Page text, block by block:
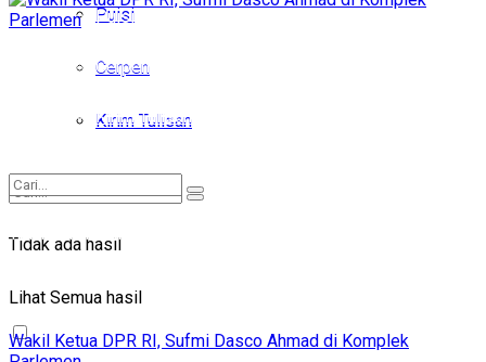
Puisi
Cerpen
Kirim Tulisan
Tidak ada hasil
Lihat Semua hasil
Puisi
Cerpen
Kirim Tulisan
Tidak ada hasil
Wakil Ketua DPR RI, Sufmi Dasco Ahmad di Komplek